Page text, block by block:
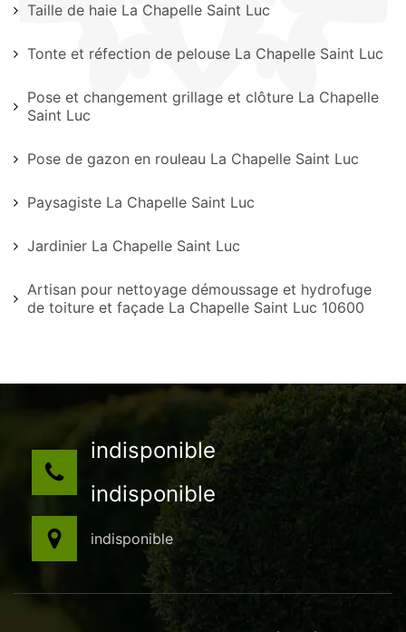
Taille de haie La Chapelle Saint Luc
Tonte et réfection de pelouse La Chapelle Saint Luc
Pose et changement grillage et clôture La Chapelle
Saint Luc
Pose de gazon en rouleau La Chapelle Saint Luc
Paysagiste La Chapelle Saint Luc
Jardinier La Chapelle Saint Luc
Artisan pour nettoyage démoussage et hydrofuge
de toiture et façade La Chapelle Saint Luc 10600
indisponible
indisponible
indisponible